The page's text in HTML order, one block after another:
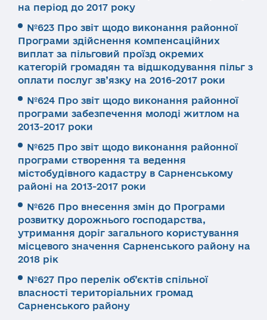
на період до 2017 року
№623 Про звіт щодо виконання районної
Програми здійснення компенсаційних
виплат за пільговий проїзд окремих
категорій громадян та відшкодування пільг з
оплати послуг зв’язку на 2016-2017 роки
№624 Про звіт щодо виконання районної
програми забезпечення молоді житлом на
2013-2017 роки
№625 Про звіт щодо виконання районної
програми створення та ведення
містобудівного кадастру в Сарненському
районі на 2013-2017 роки
№626 Про внесення змін до Програми
розвитку дорожнього господарства,
утримання доріг загального користування
місцевого значення Сарненського району на
2018 рік
№627 Про перелік об’єктів спільної
власності територіальних громад
Сарненського району